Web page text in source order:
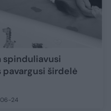
spinduliavusi
širdelė
24